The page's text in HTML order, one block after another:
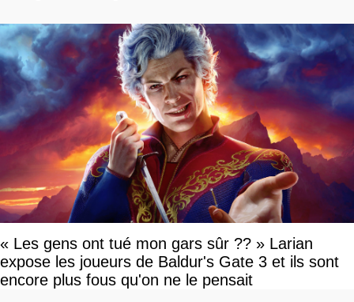
« Les gens ont tué mon gars sûr ?? » Larian
expose les joueurs de Baldur's Gate 3 et ils sont
encore plus fous qu'on ne le pensait